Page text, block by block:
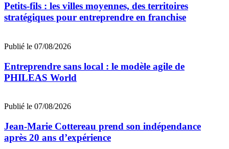
Petits-fils : les villes moyennes, des territoires
stratégiques pour entreprendre en franchise
Publié le 07/08/2026
Entreprendre sans local : le modèle agile de
PHILEAS World
Publié le 07/08/2026
Jean‑Marie Cottereau prend son indépendance
après 20 ans d’expérience